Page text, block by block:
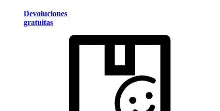
Devoluciones
gratuitas